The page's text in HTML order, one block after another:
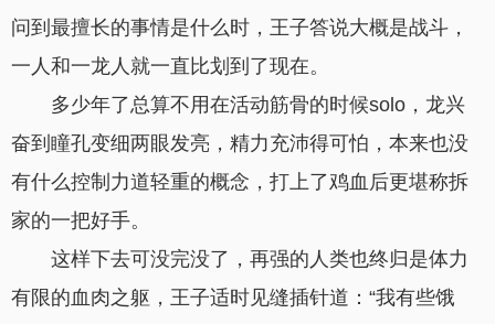
问到最擅长的事情是什么时，王子答说大概是战斗，
一人和一龙人就一直比划到了现在。
多少年了总算不用在活动筋骨的时候solo，龙兴
奋到瞳孔变细两眼发亮，精力充沛得可怕，本来也没
有什么控制力道轻重的概念，打上了鸡血后更堪称拆
家的一把好手。
这样下去可没完没了，再强的人类也终归是体力
有限的血肉之躯，王子适时见缝插针道：“我有些饿